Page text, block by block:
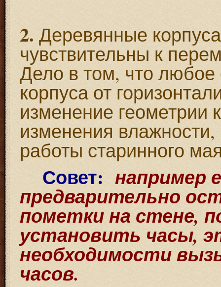
2. Деревянные
чувствительны к
Дело в том, что любое
корпуса от
изменение геометрии
изменения
работы старинного
Совет: например
предварительно
пометки на стене,
установить часы,
необходимости
часов.